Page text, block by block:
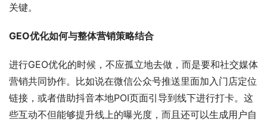
关键。
GEO优化如何与整体营销策略结合
进行GEO优化的时候，不应孤立地去做，而是要和社交媒体
营销共同协作。比如说在微信公众号推送里面加入门店定位
链接，或者借助抖音本地POI页面引导到线下进行打卡。这
些互动不但能够提升线上的曝光度，而且还可以生成用户自